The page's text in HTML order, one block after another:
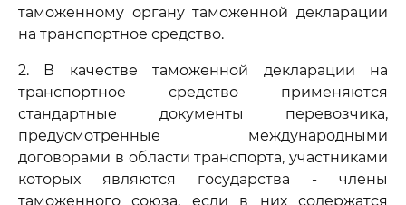
таможенному органу таможенной декларации
на транспортное средство.
2. В качестве таможенной декларации на
транспортное средство применяются
стандартные документы перевозчика,
предусмотренные международными
договорами в области транспорта, участниками
которых являются государства - члены
таможенного союза, если в них содержатся